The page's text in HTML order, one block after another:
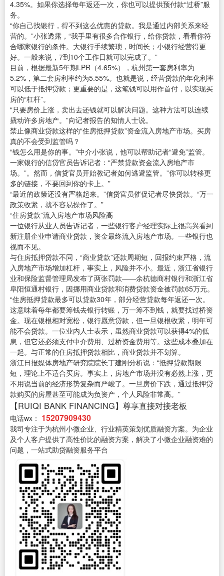
4.35%。如果你选择每年返还一次，你也可以提供预付款“过桥”服
务。
“你自己找银行，得不到这么优惠的贷款。我是通过内部关系来经
营的。”小张透露，“我手里有很多合作银行，给你贷款，看看你符
合哪家银行的条件。大银行手续繁琐，时间长；小银行经营得更
好。一般来说，7到10个工作日就可以完成了。”
目前，根据最新5年期LPR（4.65%），杭州第一套房利率为
5.2%，第二套房利率约为5.55%。也就是说，经营贷款的年化利率
可以低于抵押贷款；更重要的是，这笔钱可以用作首付，以实现买
房的“杠杆”。
“只要房价上涨，卖出去还钱就可以解决问题。这种方法可以连续
撬动许多房地产。”向记者报告的知情人士说。
禁止像商业贷款这样的“住房抵押贷款”资金流入房地产市场。买房
真的不会受到监管吗？
“钱怎么用是你的事。”中介小张说，他可以帮助记者“避免”监管。
一家银行的信贷官员告诉记者：“严禁贷款资金流入房地产市
场。”。然而，信贷官员开始教记者如何逃避监管。”你可以转移更
多的链接，不要回到你的卡上。”
“最近的政策还没有严格起来。”信贷官员催促记者尽快贷款。“万一
政策收紧，就不容易操作了。”
“住房贷款”流入房地产市场风险高
一位银行从业人员告诉记者，一些银行客户经理实际上很高兴看到
新注册企业申请商业贷款，资金最终流入房地产市场。一些银行也
视而不见。
与住房抵押贷款不同，“商业贷款”还款周期短，回报约束严格，流
入房地产市场增加杠杆，事实上，风险并不小。最近，浙江省银行
业和保险监督管理局发布了两张罚款——余杭德商村银行和浙江省
阜阳恒通村银行，因挪用商业贷款和消费贷款资金被罚款65万元。
“住房抵押贷款最多可以贷款30年，部分经营贷款每年返还一次。
这意味着每年都要筹钱去银行转账，万一筹不到钱，就要找过桥资
金。现在银根相对宽松，银行愿意贷款，但一旦银根收紧，明年可
能不会贷款。一位业内人士表示，虽然商业贷款可以获得4%的低
息，但它还必须支付中介费用、过桥资金费用等。这些成本叠加在
一起。与正常的住房抵押贷款相比，商业贷款并不划算。
浙江日报媒体房地产研究院院长丁建刚分析说：“抵押贷款期限
短，理论上不适合买房。事实上，房地产市场并没有必然上涨，更
不用说当前的经济形势复杂而严峻了。一旦房价下跌，通过抵押贷
款购买的房屋甚至可能成为负资产，个人风险非常高。”
【RUIQI BANK FINANCING】尊享直接对接老板
电话wx： 15207909430
我司专注于为杭州小微企业、行业精英策划优质融资方案。为企业
及个人客户提供了高性价比的融资方案，解决了小微企业融资难的
问题，一站式助贷融资服务平台